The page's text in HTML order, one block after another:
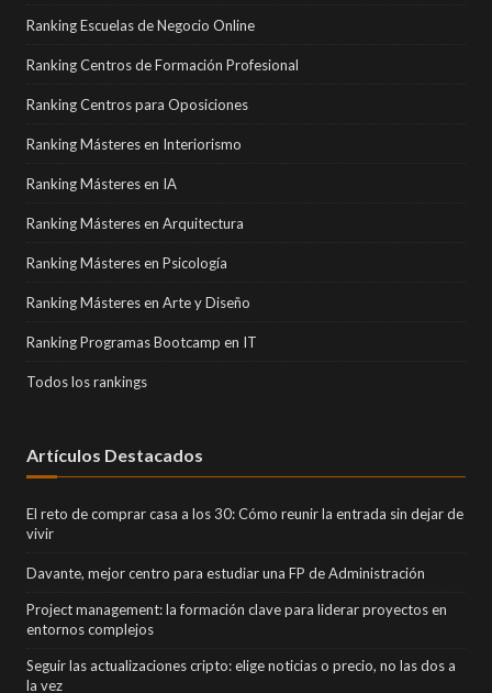
Ranking Escuelas de Negocio Online
Ranking Centros de Formación Profesional
Ranking Centros para Oposiciones
Ranking Másteres en Interiorismo
Ranking Másteres en IA
Ranking Másteres en Arquitectura
Ranking Másteres en Psicología
Ranking Másteres en Arte y Diseño
Ranking Programas Bootcamp en IT
Todos los rankings
Artículos Destacados
El reto de comprar casa a los 30: Cómo reunir la entrada sin dejar de
vivir
Davante, mejor centro para estudiar una FP de Administración
Project management: la formación clave para liderar proyectos en
entornos complejos
Seguir las actualizaciones cripto: elige noticias o precio, no las dos a
la vez